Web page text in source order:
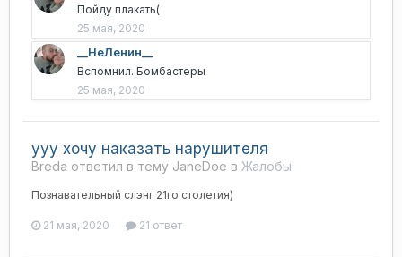
Пойду плакать(
25 мая, 2020
__НеЛенин__
Вспомнил. Бомбастеры
25 мая, 2020
ууу хочу наказать нарушителя
Breda ответил в тему JaneDoe в Жалобы
Познавательный слэнг 21го столетия)
21 мая, 2020 21 ответ